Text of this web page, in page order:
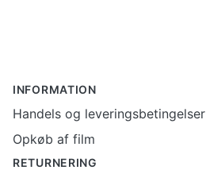
INFORMATION
Handels og leveringsbetingelser
Opkøb af film
RETURNERING